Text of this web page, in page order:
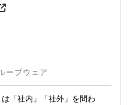
ープウェア
「社内」「社外」を問わ